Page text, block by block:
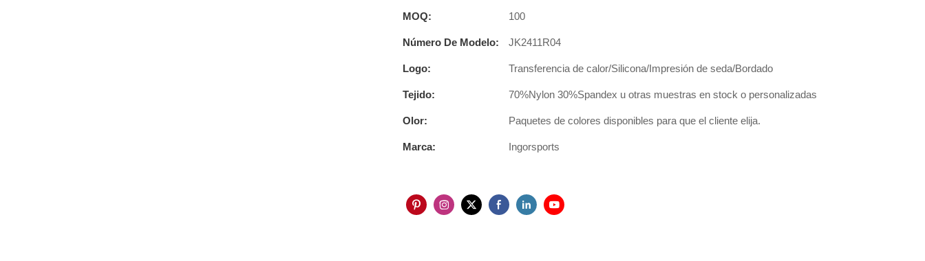
MOQ: 100
Número De Modelo: JK2411R04
Logo: Transferencia de calor/Silicona/Impresión de seda/Bordado
Tejido: 70%Nylon 30%Spandex u otras muestras en stock o personalizadas
Olor: Paquetes de colores disponibles para que el cliente elija.
Marca: Ingorsports